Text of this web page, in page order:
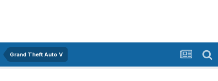
Grand Theft Auto V